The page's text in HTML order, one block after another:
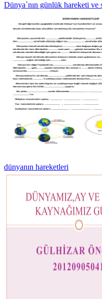
Dünya`nın günlük hareketi ve
dünyanın hareketleri